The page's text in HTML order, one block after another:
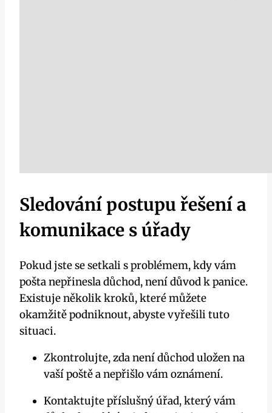
Sledování postupu řešení a
komunikace s úřady
Pokud jste se setkali s problémem, kdy vám
⁤pošta nepřinesla důchod, není důvod k panice.⁣
Existuje několik kroků, které můžete
okamžitě podniknout, abyste vyřešili tuto
situaci.
Zkontrolujte, zda není důchod uložen na‍
vaší poště a nepřišlo vám oznámení.
Kontaktujte příslušný úřad, který vám